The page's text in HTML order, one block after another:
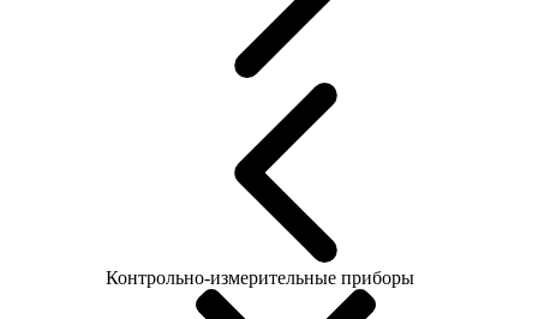
Контрольно-измерительные приборы